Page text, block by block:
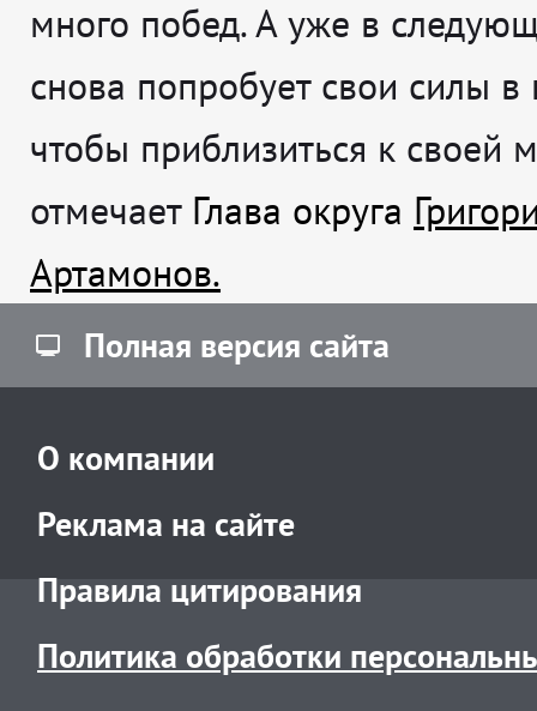
много побед. А уже в
снова попробует свои силы в
чтобы приблизиться к своей
отмечает Глава округа
Артамонов.
Полная версия сайта
О компании
Реклама на сайте
Правила цитирования
Политика обработки